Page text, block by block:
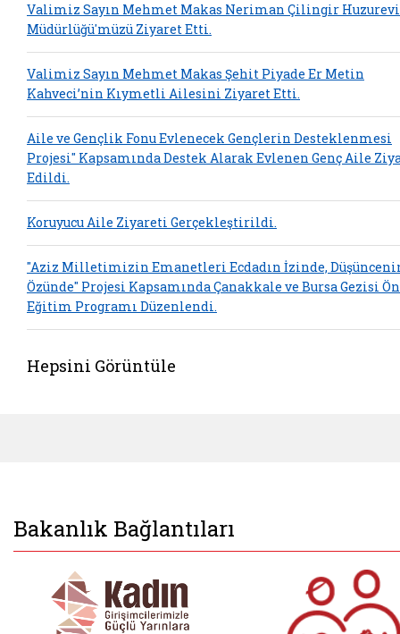
Valimiz Sayın Mehmet Makas Neriman Çilingir Huzurevi
Müdürlüğü'müzü Ziyaret Etti.
Valimiz Sayın Mehmet Makas Şehit Piyade Er Metin
Kahveci’nin Kıymetli Ailesini Ziyaret Etti.
Aile ve Gençlik Fonu Evlenecek Gençlerin Desteklenmesi
Projesi" Kapsamında Destek Alarak Evlenen Genç Aile
Edildi.
Koruyucu Aile Ziyareti Gerçekleştirildi.
"Aziz Milletimizin Emanetleri Ecdadın İzinde,
Özünde" Projesi Kapsamında Çanakkale ve Bursa Gezisi
Eğitim Programı Düzenlendi.
Hepsini Görüntüle
Bakanlık Bağlantıları